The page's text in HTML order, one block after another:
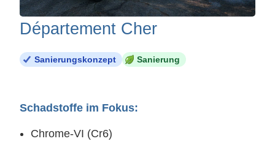
Département Cher
Sanierungskonzept Sanierung
Schadstoffe im Fokus:
Chrome-VI (Cr6)